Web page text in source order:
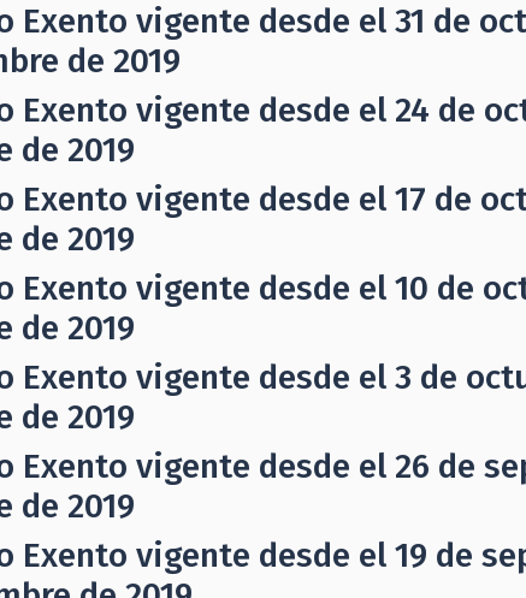
Exento vigente desde el 31 de
de 2019
Exento vigente desde el 24 de
de 2019
Exento vigente desde el 17 de
de 2019
Exento vigente desde el 10 de
de 2019
Exento vigente desde el 3 de
de 2019
Exento vigente desde el 26 de
de 2019
Exento vigente desde el 19 de